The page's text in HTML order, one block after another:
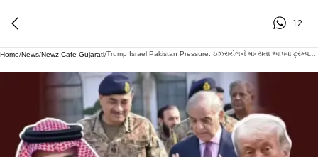
12
Home/News/Newz Cafe Gujarati/